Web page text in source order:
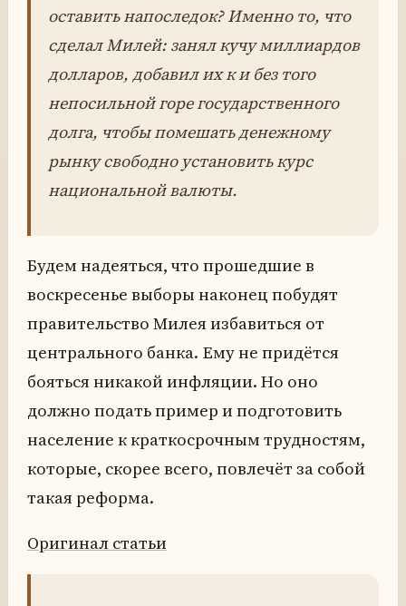
оставить напоследок? Именно то, что
сделал Милей: занял кучу миллиардов
долларов, добавил их к и без того
непосильной горе государственного
долга, чтобы помешать денежному
рынку свободно установить курс
национальной валюты.
Будем надеяться, что прошедшие в
воскресенье выборы наконец побудят
правительство Милея избавиться от
центрального банка. Ему не придётся
бояться никакой инфляции. Но оно
должно подать пример и подготовить
население к краткосрочным трудностям,
которые, скорее всего, повлечёт за собой
такая реформа.
Оригинал статьи